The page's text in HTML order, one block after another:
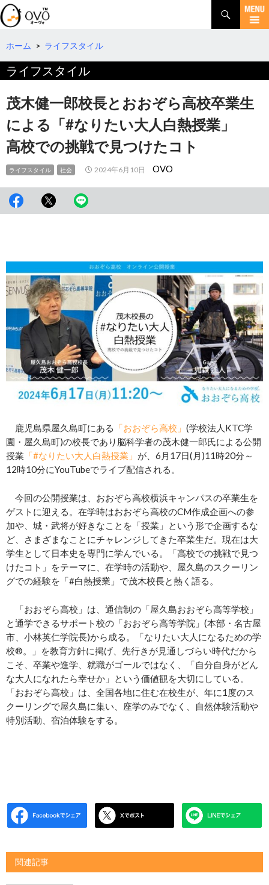
検
索
コ
テ
ツ
へ
移
動
ホーム > ライフスタイル
ライフスタイル
茂木健一郎校長とおおぞら高校卒業生
による「#なりたい大人白熱授業」
高校での挑戦で見つけたコト
ライフスタイル 社会 2024年6月10日 OVO
鹿児島県屋久島町にある 「おおぞら高校」 (学校法人KTC学
園・屋久島町)の校長であり脳科学者の茂木健一郎氏による公開
授業 「#なりたい大人白熱授業」 が、6月17日(月)11時20分～
12時10分にYouTubeでライブ配信される。
今回の公開授業は、おおぞら高校横浜キャンパスの卒業生を
ゲストに迎える。在学時はおおぞら高校のCM作成企画への参
加や、城・武将が好きなことを「授業」という形で企画するな
ど、さまざまなことにチャレンジしてきた卒業生だ。現在は大
学生として日本史を専門に学んでいる。「高校での挑戦で見つ
けたコト」をテーマに、在学時の活動や、屋久島のスクーリン
グでの経験を「#白熱授業」で茂木校長と熱く語る。
「おおぞら高校」は、通信制の「屋久島おおぞら高等学校」
と通学できるサポート校の「おおぞら高等学院」(本部・名古屋
市、小林英仁学院長)から成る。「なりたい大人になるための学
校®。」を教育方針に掲げ、先行きが見通しづらい時代だから
こそ、卒業や進学、就職がゴールではなく、「自分自身がどん
な大人になれたら幸せか」という価値観を大切にしている。
「おおぞら高校」は、全国各地に住む在校生が、年に1度のス
クーリングで屋久島に集い、座学のみでなく、自然体験活動や
特別活動、宿泊体験をする。
関連記事